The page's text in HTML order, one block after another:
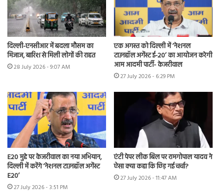
दिल्ली-एनसीआर में बदला मौसम का
मिजाज, बारिश से मिली लोगों की राहत
28 July 2026 - 9:07 AM
एक अगस्त को दिल्ली में ‘नेशनल
टाउनहॉल अगेंस्ट ई-20’ का आयोजन करेगी
आम आदमी पार्टी- केजरीवाल
27 July 2026 - 6:29 PM
E20 मुद्दे पर केजरीवाल का नया अभियान,
दिल्ली में करेंगे ‘नेशनल टाउनहॉल अगेंस्ट
E20’
27 July 2026 - 3:51 PM
एंटी पेपर लीक बिल पर रामगोपाल यादव ने
ऐसा क्या कहा कि छिड़ गई चर्चा?
27 July 2026 - 11:47 AM